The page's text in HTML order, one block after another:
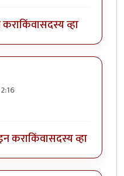
किंवासदस्य व्हा
कराकिंवासदस्य व्हा